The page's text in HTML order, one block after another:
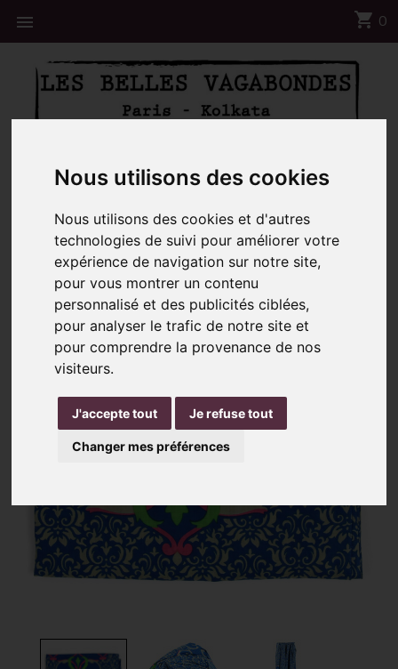
Nous utilisons des cookies
Nous utilisons des cookies et d'autres
technologies de suivi pour améliorer votre
expérience de navigation sur notre site,
pour vous montrer un contenu
personnalisé et des publicités ciblées,
pour analyser le trafic de notre site et
pour comprendre la provenance de nos
visiteurs.
J'accepte tout Je refuse tout
Changer mes préférences
 shopping_cart 0
📦 Notre centre Logistique sera fermé du 8 au 23
Aout ☀️
Accueil
Foulard Coton Bio Medicis Marine